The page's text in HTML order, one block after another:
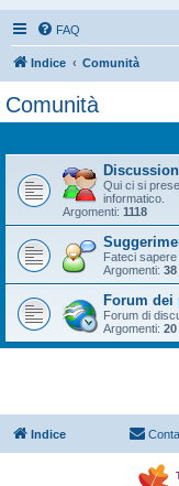
FAQ
Indice Comunità
Comunità
Qui ci si
informatico.
Argomenti: 1118
Fateci
Argomenti: 38
Forum dei
Forum di
Argomenti: 20
Indice